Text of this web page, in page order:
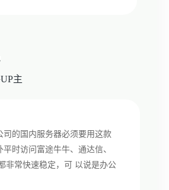
主
司的国内服务器必须要用这款
时访问富途牛牛、通达信、
非常快速稳定，可 以说是办公